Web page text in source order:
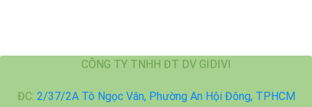
CÔNG TY TNHH ĐT DV GIDIVI
ĐC: 2/37/2A Tô Ngọc Vân, Phường An Hội Đông, TPHCM